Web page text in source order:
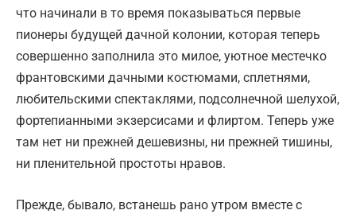
что начинали в то время показываться первые
пионеры будущей дачной колонии, которая теперь
совершенно заполнила это милое, уютное местечко
франтовскими дачными костюмами, сплетнями,
любительскими спектаклями, подсолнечной шелухой,
фортепианными экзерсисами и флиртом. Теперь уже
там нет ни прежней дешевизны, ни прежней тишины,
ни пленительной простоты нравов.
Прежде, бывало, встанешь рано утром вместе с